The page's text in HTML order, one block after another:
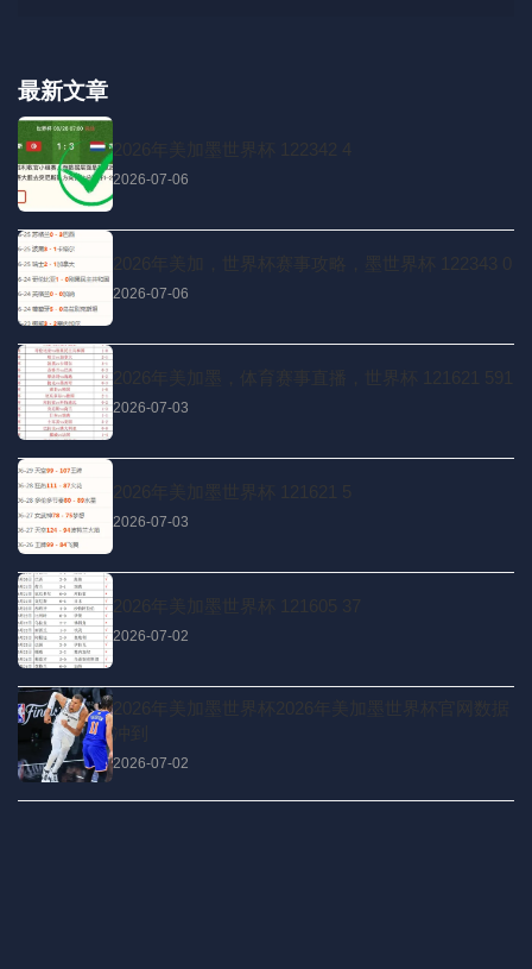
最新文章
2026年美加墨世界杯 122342 4
2026-07-06
2026年美加，世界杯赛事攻略，墨世界杯 122343 0
2026-07-06
2026年美加墨，体育赛事直播，世界杯 121621 591
2026-07-03
2026年美加墨世界杯 121621 5
2026-07-03
2026年美加墨世界杯 121605 37
2026-07-02
2026年美加墨世界杯2026年美加墨世界杯官网数据
冲到
2026-07-02